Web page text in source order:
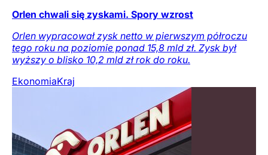
Orlen chwali się zyskami. Spory wzrost
Orlen wypracował zysk netto w pierwszym półroczu
tego roku na poziomie ponad 15,8 mld zł. Zysk był
wyższy o blisko 10,2 mld zł rok do roku.
EkonomiaKraj